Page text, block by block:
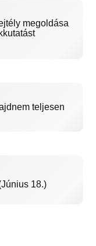
megoldása
teljesen
18.)